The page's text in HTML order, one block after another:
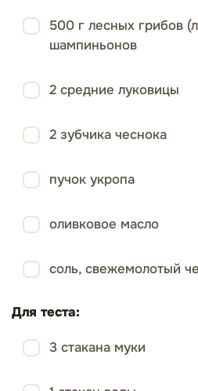
500 г лесных грибов
шампиньонов
2 средние луковицы
2 зубчика чеснока
пучок укропа
оливковое масло
соль, свежемолотый
Для теста:
3 стакана муки